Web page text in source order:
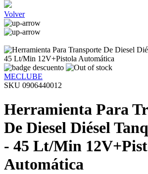
Volver
MECLUBE
SKU 0906440012
Herramienta Para
De Diesel Diésel
- 45 Lt/Min
Automática